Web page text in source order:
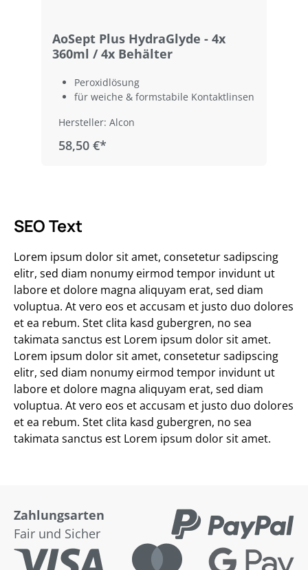
AoSept Plus HydraGlyde - 4x
360ml / 4x Behälter
Peroxidlösung
für weiche & formstabile Kontaktlinsen
Hersteller: Alcon
58,50 €*
SEO Text
Lorem ipsum dolor sit amet, consetetur sadipscing
elitr, sed diam nonumy eirmod tempor invidunt ut
labore et dolore magna aliquyam erat, sed diam
voluptua. At vero eos et accusam et justo duo dolores
et ea rebum. Stet clita kasd gubergren, no sea
takimata sanctus est Lorem ipsum dolor sit amet.
Lorem ipsum dolor sit amet, consetetur sadipscing
elitr, sed diam nonumy eirmod tempor invidunt ut
labore et dolore magna aliquyam erat, sed diam
voluptua. At vero eos et accusam et justo duo dolores
et ea rebum. Stet clita kasd gubergren, no sea
takimata sanctus est Lorem ipsum dolor sit amet.
Zahlungsarten
Fair und Sicher